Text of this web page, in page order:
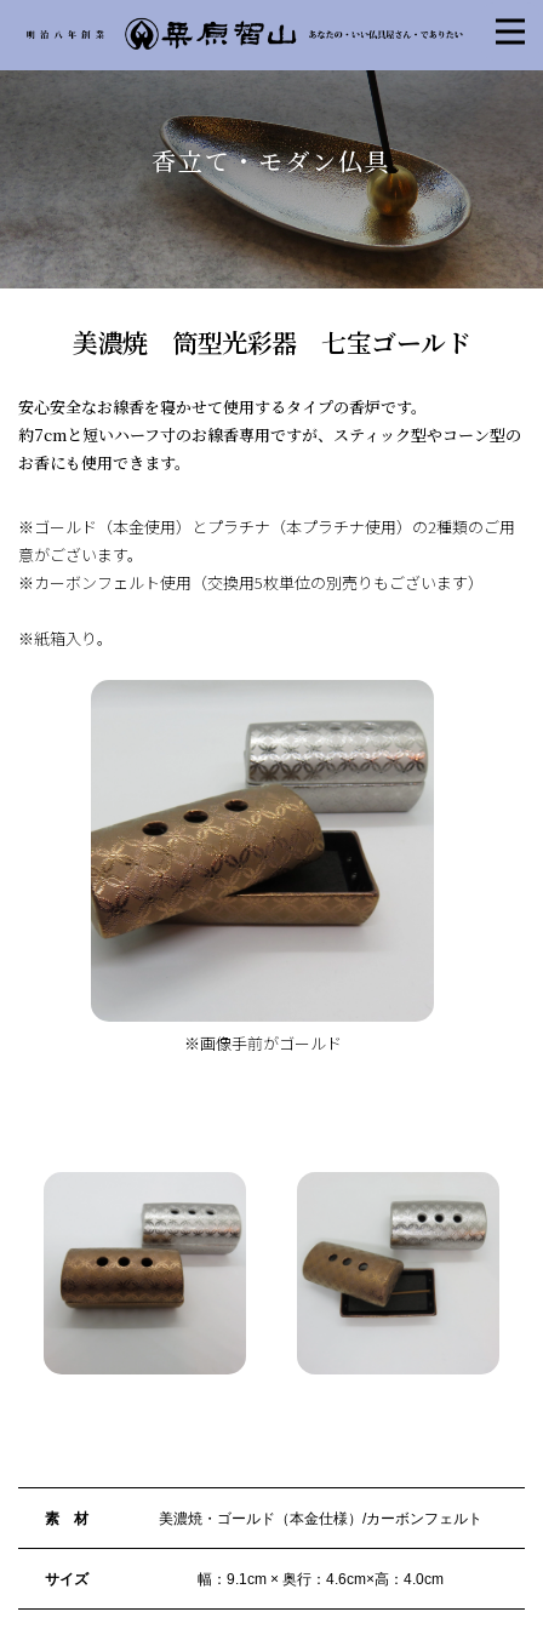
香立て・モダン仏具
美濃焼 筒型光彩器 七宝ゴールド
安心安全なお線香を寝かせて使用するタイプの香炉です。
約7cmと短いハーフ寸のお線香専用ですが、スティック型やコーン型の
お香にも使用できます。
※ゴールド（本金使用）とプラチナ（本プラチナ使用）の2種類のご用
意がございます。
※カーボンフェルト使用（交換用5枚単位の別売りもございます）
※紙箱入り。
※画像手前がゴールド
素 材 美濃焼・ゴールド（本金仕様）/カーボンフェルト
サイズ 幅：9.1cm × 奥行：4.6cm×高：4.0cm